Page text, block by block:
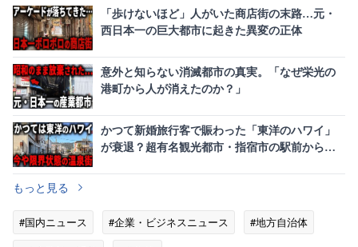
「歩けないほど」人がいた商店街の末路…元・
西日本一の巨大都市に起きた異変の正体
意外と知らない消滅都市の真実。「なぜ栄光の
港町から人が消えたのか？」
かつて新婚旅行客で賑わった「東洋のハワイ」
が衰退？超有名観光都市・指宿市の駅前から人
もっと見る
#国内ニュース #企業・ビジネスニュース
#地方自治体